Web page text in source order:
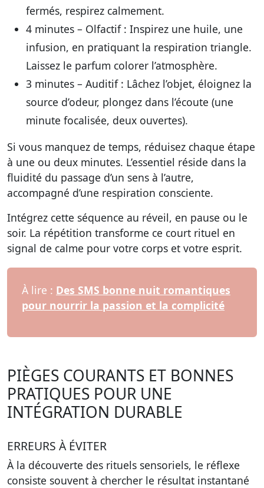
fermés, respirez calmement.
4 minutes – Olfactif: Inspirez une huile, une
infusion, en pratiquant la respiration triangle.
Laissez le parfum colorer l’atmosphère.
3 minutes – Auditif: Lâchez l’objet, éloignez la
source d’odeur, plongez dans l’écoute (une
minute focalisée, deux ouvertes).
Si vous manquez de temps, réduisez chaque étape
à une ou deux minutes. L’essentiel réside dans la
fluidité du passage d’un sens à l’autre,
accompagné d’une respiration consciente.
Intégrez cette séquence au réveil, en pause ou le
soir. La répétition transforme ce court rituel en
signal de calme pour votre corps et votre esprit.
À lire : Des SMS bonne nuit romantiques
pour nourrir la passion et la complicité
PIÈGES COURANTS ET BONNES
PRATIQUES POUR UNE
INTÉGRATION DURABLE
ERREURS À ÉVITER
À la découverte des rituels sensoriels, le réflexe
consiste souvent à chercher le résultat instantané